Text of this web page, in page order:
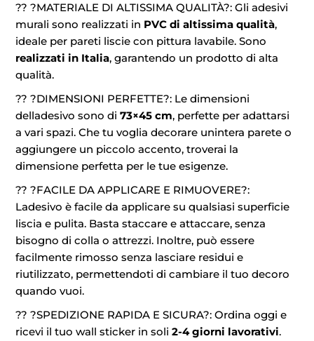
?? ?MATERIALE DI ALTISSIMA QUALITÀ?: Gli adesivi
murali sono realizzati in PVC di altissima qualità,
ideale per pareti liscie con pittura lavabile. Sono
realizzati in Italia, garantendo un prodotto di alta
qualità.
?? ?DIMENSIONI PERFETTE?: Le dimensioni
delladesivo sono di73×45 cm, perfette per adattarsi
a vari spazi. Che tu voglia decorare unintera parete o
aggiungere un piccolo accento, troverai la
dimensione perfetta per le tue esigenze.
?? ?FACILE DA APPLICARE E RIMUOVERE?:
Ladesivo è facile da applicare su qualsiasi superficie
liscia e pulita. Basta staccare e attaccare, senza
bisogno di colla o attrezzi. Inoltre, può essere
facilmente rimosso senza lasciare residui e
riutilizzato, permettendoti di cambiare il tuo decoro
quando vuoi.
?? ?SPEDIZIONE RAPIDA E SICURA?: Ordina oggi e
ricevi il tuo wall sticker in soli2-4 giorni lavorativi.